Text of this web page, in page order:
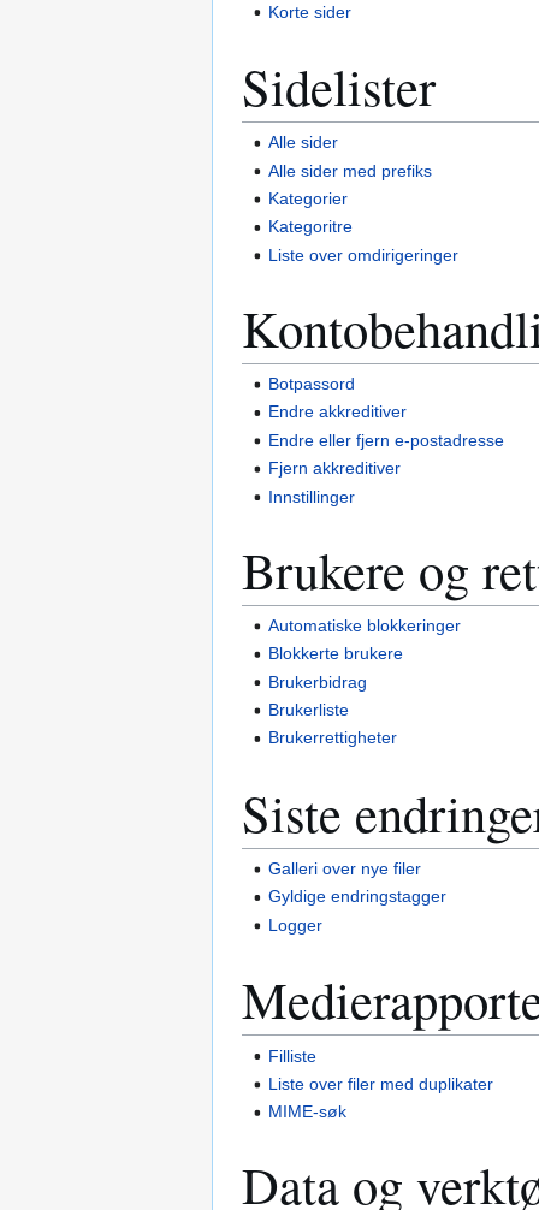
Korte sider
Sidelister
Alle sider
Alle sider med prefiks
Kategorier
Kategoritre
Liste over omdirigeringer
Botpassord
Endre akkreditiver
Endre eller fjern e-postadresse
Fjern akkreditiver
Innstillinger
Brukere og
Automatiske blokkeringer
Blokkerte brukere
Brukerbidrag
Brukerliste
Bruker­rettigheter
Siste
Galleri over nye filer
Gyldige endringstagger
Logger
Filliste
Liste over filer med duplikater
MIME-søk
Data og